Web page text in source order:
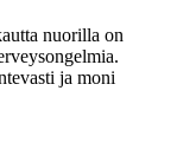
nuorilla on
ja moni